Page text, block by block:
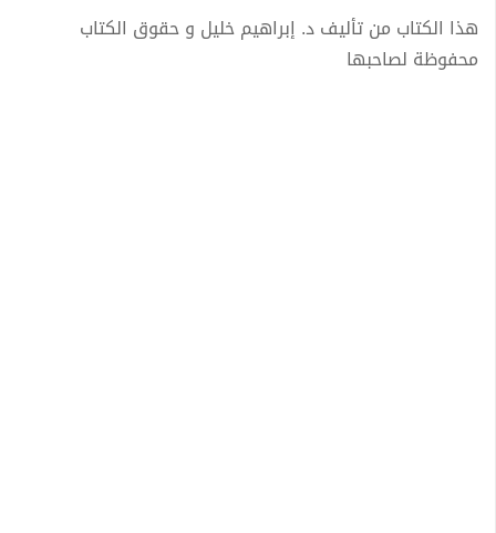
هذا الكتاب من تأليف د. إبراهيم خليل و حقوق الكتاب
محفوظة لصاحبها